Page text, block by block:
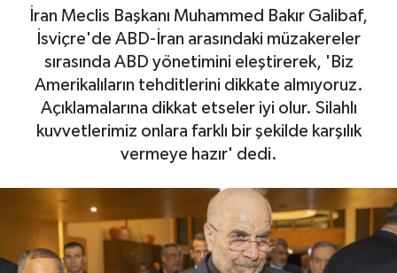
İran Meclis Başkanı Muhammed Bakır Galibaf,
İsviçre'de ABD-İran arasındaki müzakereler
sırasında ABD yönetimini eleştirerek, 'Biz
Amerikalıların tehditlerini dikkate almıyoruz.
Açıklamalarına dikkat etseler iyi olur. Silahlı
kuvvetlerimiz onlara farklı bir şekilde karşılık
vermeye hazır' dedi.
Otovitrin
Magazin
Spor
Eğitim
Haber Arşivi